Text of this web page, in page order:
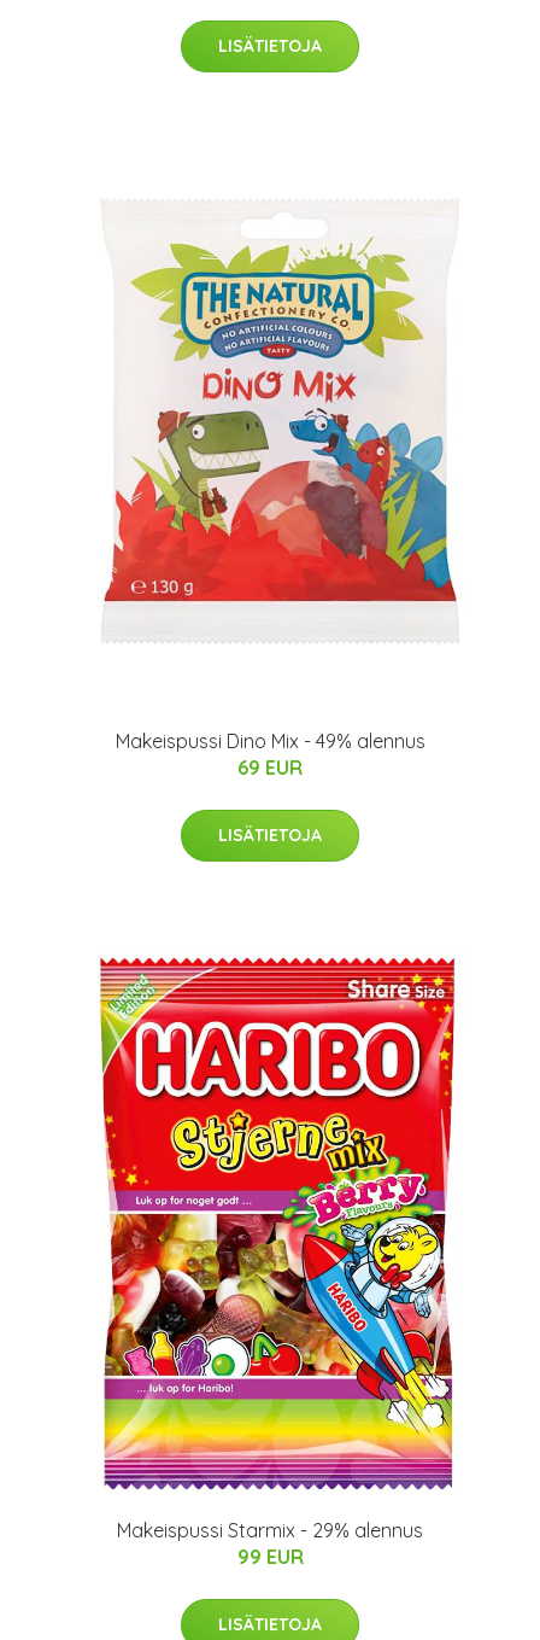
LISÄTIETOJA
Makeispussi Dino Mix - 49% alennus
69 EUR
LISÄTIETOJA
Makeispussi Starmix - 29% alennus
99 EUR
LISÄTIETOJA